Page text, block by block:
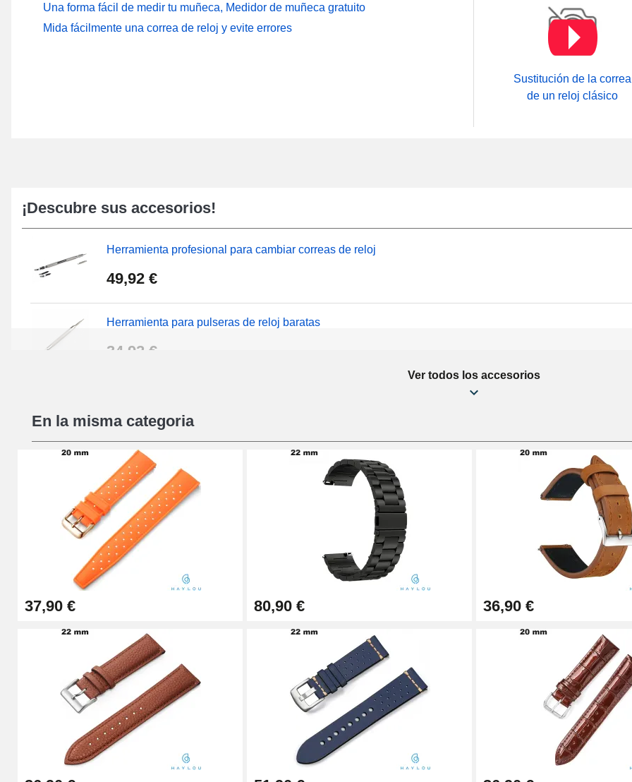
Una forma fácil de medir tu muñeca, Medidor de muñeca gratuito
Mida fácilmente una correa de reloj y evite errores
Sustitución de la correa
de un reloj clásico
¡Descubre sus accesorios!
Herramienta profesional para cambiar correas de reloj
49,92 €
Herramienta para pulseras de reloj baratas
34,92 €
16,90 €
Pies deslizantes digitales
9,90 €
Kit de relojería para principiantes
26,90 €
Boîte Pompe Pulsera Montre - Diámetro 1.50 mm - 8 a 25 mm
14,08 €
Caja de bombeo para pulseras de reloj - Diámetro 1,80 mm - 8 a 25 mm
19,90 €
Quita correas fácil
Ver todos los accesorios
En la misma categoria
37,90 € 80,90 € 36,90 €